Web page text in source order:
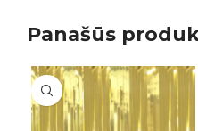
Panašūs